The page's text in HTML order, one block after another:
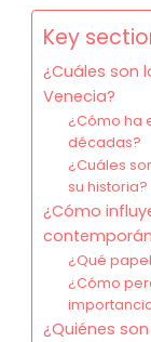
Key
¿Cuáles son
Venecia?
¿Cómo ha
décadas?
¿Cuáles
su historia?
¿Cómo
¿Qué
¿Cómo
¿Quiénes